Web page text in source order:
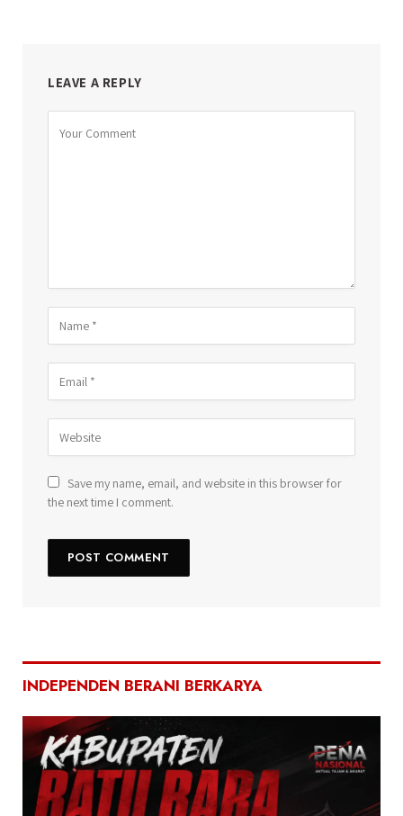
LEAVE A REPLY
Save my name, email, and website in this browser for
the next time I comment.
INDEPENDEN BERANI BERKARYA